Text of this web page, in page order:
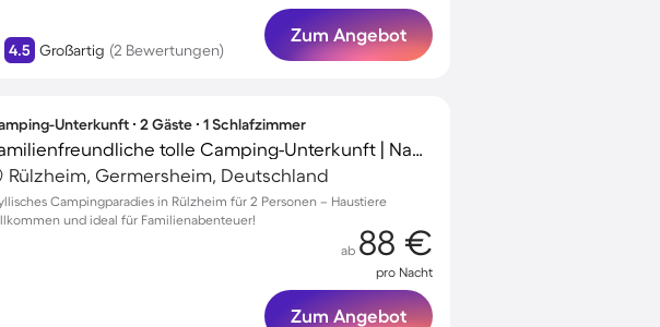
4.5 Großartig (2 Bewertungen)
Zum Angebot
Unterkunft ∙ 2 Gäste ∙ 1 Schlafzimmer
Familienfreundliche tolle Camping-Unterkunft | Nah am Strand | Haustiere erlaubt
Rülzheim, Germersheim, Deutschland
Campingparadies in Rülzheim für 2 Personen – Haustiere
und ideal für Familienabenteuer!
ab 88 €
pro Nacht
Zum Angebot